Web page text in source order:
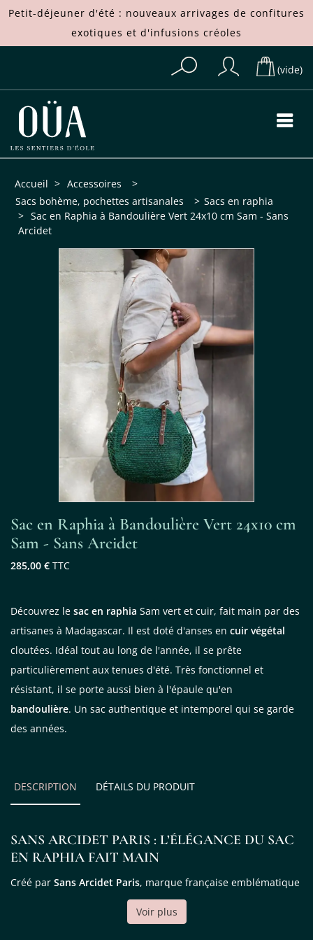
Petit-déjeuner d'été : nouveaux arrivages de confitures
exotiques et d'infusions créoles
(vide)
Accueil > Accessoires
>
Sacs bohème, pochettes artisanales
> Sacs en raphia
> Sac en Raphia à Bandoulière Vert 24x10 cm Sam - Sans
Arcidet
Sac en Raphia à Bandoulière Vert 24x10 cm
Sam - Sans Arcidet
285,00 € TTC
Découvrez le sac en raphia Sam vert et cuir, fait main par des
artisanes à Madagascar. Il est doté d'anses en cuir végétal
cloutées. Idéal tout au long de l'année, il se prête
particulièrement aux tenues d'été. Très fonctionnel et
résistant, il se porte aussi bien à l'épaule qu'en
bandoulière. Un sac authentique et intemporel qui se garde
des années.
DESCRIPTION DÉTAILS DU PRODUIT
SANS ARCIDET PARIS : L’ÉLÉGANCE DU SAC
EN RAPHIA FAIT MAIN
Créé par Sans Arcidet Paris, marque française emblématique
du sac en raphia haut de gamme, lesac Sam
Voir plus